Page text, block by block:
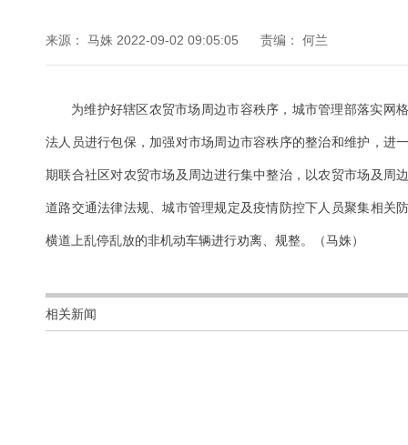
来源： 马姝 2022-09-02 09:05:05 责编： 何兰
为维护好辖区农贸市场周边市容秩序，城市管理部落实网
法人员进行包保，加强对市场周边市容秩序的整治和维护，进
期联合社区对农贸市场及周边进行集中整治，以农贸市场及周
道路交通法律法规、城市管理规定及疫情防控下人员聚集相关
横道上乱停乱放的非机动车辆进行劝离、规整。（马姝）
相关新闻